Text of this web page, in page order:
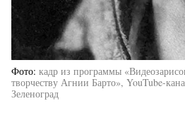
Фото кадр из программы
творчеству Агнии Барто», YouTube-
Зеленоград